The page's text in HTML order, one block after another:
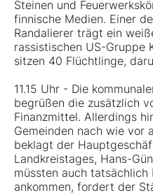
Steinen und
finnische Medien. Einer
Randalierer trägt ein
rassistischen US-Gruppe
sitzen 40 Flüchtlinge,
11.15 Uhr - Die
begrüßen die zusätzlich
Finanzmittel. Allerdings
Gemeinden nach wie vor
beklagt der
Landkreistages, Hans-
müssten auch tatsächlich
ankommen, fordert der